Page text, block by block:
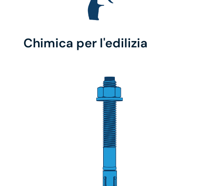
Chimica per l'edilizia